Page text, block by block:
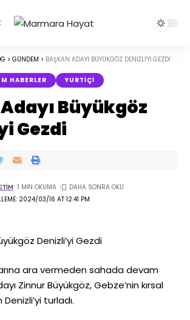
> GÜNDEM > BAŞKAN ADAYI BÜYÜKGÖZ DENIZLI’YI GEZDI
HABERLER YURTIÇI
Büyükgöz
Gezdi
2024/03/16 AT 12:41 PM
1 MIN OKUMA
Denizli’yi Gezdi
ara vermeden sahada devam
Zinnur Büyükgöz, Gebze’nin kırsal
turladı.